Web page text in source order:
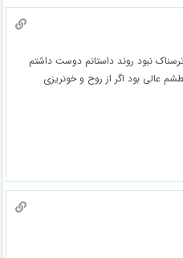
نبود روند داستانم دوست داشتم
عالی بود اگر از روح و خونریزی